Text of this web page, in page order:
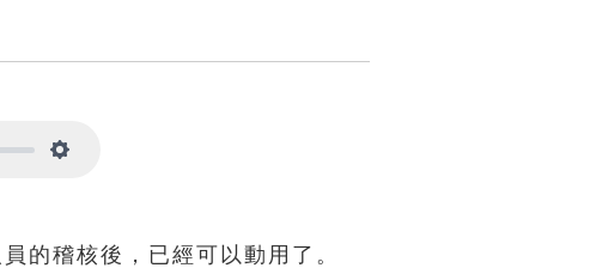
的稽核後，已經可以動用了。